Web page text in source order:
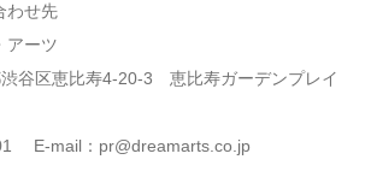
わせ先
アーツ
谷区恵比寿4-20-3 恵比寿ガーデンプレイ
E-mail：pr@dreamarts.co.jp